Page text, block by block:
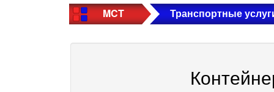
MCT Транспортные